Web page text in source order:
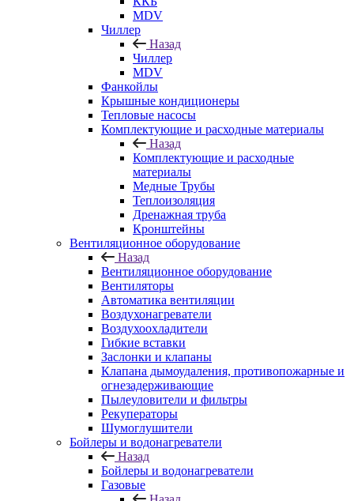
MDV
Чиллер
Назад
Чиллер
MDV
Фанкойлы
Крышные кондиционеры
Тепловые насосы
Комплектующие и расходные материалы
Назад
Комплектующие и расходные
материалы
Медные Трубы
Теплоизоляция
Дренажная труба
Кронштейны
Вентиляционное оборудование
Назад
Вентиляционное оборудование
Вентиляторы
Автоматика вентиляции
Воздухонагреватели
Воздухоохладители
Гибкие вставки
Заслонки и клапаны
Клапана дымоудаления, противопожарные и
огнезадерживающие
Пылеуловители и фильтры
Рекуператоры
Шумоглушители
Бойлеры и водонагреватели
Назад
Бойлеры и водонагреватели
Газовые